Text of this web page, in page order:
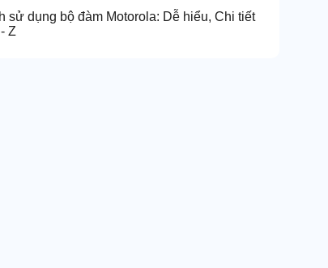
sử dụng bộ đàm Motorola: Dễ hiểu, Chi tiết
Z